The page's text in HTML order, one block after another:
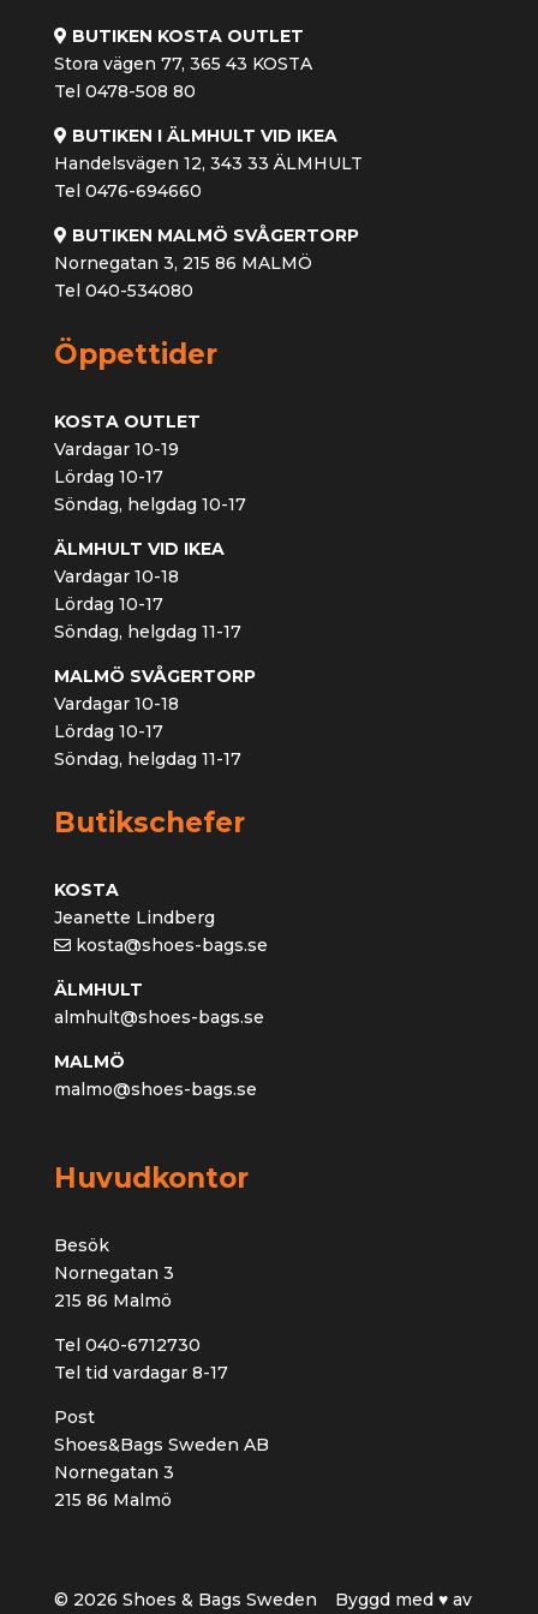
BUTIKEN KOSTA OUTLET
Stora vägen 77, 365 43 KOSTA
Tel 0478-508 80
BUTIKEN I ÄLMHULT VID IKEA
Handelsvägen 12, 343 33 ÄLMHULT
Tel 0476-694660
BUTIKEN MALMÖ SVÅGERTORP
Nornegatan 3, 215 86 MALMÖ
Tel 040-534080
Öppettider
KOSTA OUTLET
Vardagar 10-19
Lördag 10-17
Söndag, helgdag 10-17
ÄLMHULT VID IKEA
Vardagar 10-18
Lördag 10-17
Söndag, helgdag 11-17
MALMÖ SVÅGERTORP
Vardagar 10-18
Lördag 10-17
Söndag, helgdag 11-17
Butikschefer
KOSTA
Jeanette Lindberg
kosta@shoes-bags.se
ÄLMHULT
almhult@shoes-bags.se
MALMÖ
malmo@shoes-bags.se
Huvudkontor
Besök
Nornegatan 3
215 86 Malmö
Tel 040-6712730
Tel tid vardagar 8-17
Post
Shoes&Bags Sweden AB
Nornegatan 3
215 86 Malmö
© 2026 Shoes & Bags Sweden Byggd med ♥ av